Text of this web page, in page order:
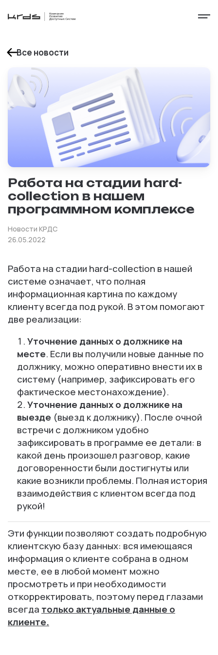
Все новости
Работа на стадии hard-
collection в нашем
программном комплексе
Новости КРДС
26.05.2022
Работа на стадии hard-collection в нашей
системе означает, что полная
информационная картина по каждому
клиенту всегда под рукой. В этом помогают
две реализации:
Уточнение данных о должнике на
месте. Если вы получили новые данные по
должнику, можно оперативно внести их в
систему (например, зафиксировать его
фактическое местонахождение).
Уточнение данных о должнике на
выезде (выезд к должнику). После очной
встречи с должником удобно
зафиксировать в программе ее детали: в
какой день произошел разговор, какие
договоренности были достигнуты или
какие возникли проблемы. Полная история
взаимодействия с клиентом всегда под
рукой!
Эти функции позволяют создать подробную
клиентскую базу данных: вся имеющаяся
информация о клиенте собрана в одном
месте, ее в любой момент можно
просмотреть и при необходимости
откорректировать, поэтому перед глазами
всегда только актуальные данные о
клиенте.